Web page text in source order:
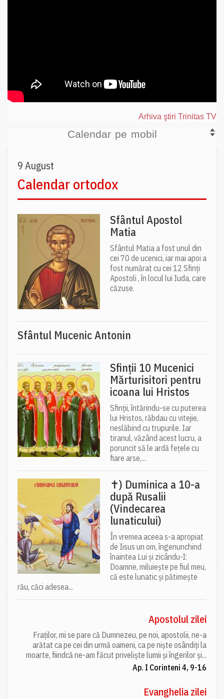
Arhiva ştiri Trinitas TV
Calendar pe mobil
9 August
Calendar ortodox
Sfântul Apostol
Matia
Sfântul Matia a fost unul din
cei 70 de ucenici, iar mai apoi a
fost numărat cu cei 12 Sfinți
Apostoli , în locul lui Iuda, care
căzuse.
Sfântul Mucenic Antonin
Sfinții 10 Mucenici
Mărturisitori pentru
icoana lui Hristos
Sfinții, întărindu-se cu puterea
lui Hristos, răbdau cu vitejie,
neslăbind cu trupurile. Iar
tiranul, văzând acest lucru, a
poruncit să le ardă fețele cu
fiare arse,...
✝) Duminica a 10-a
după Rusalii
(Vindecarea
lunaticului)
În vremea aceea s-a apropiat
de Iisus un om, îngenunchind
înaintea Lui și zicându-I:
Doamne, miluiește pe fiul meu,
că este lunatic și pătimește
rău, căci adesea...
Apostolul zilei
Fraților, mi se pare că Dumnezeu, pe noi, apostolii, ne-a
arătat ca pe cei din urmă oameni, ca pe niște osândiți la
moarte, fiindcă ne-am făcut priveliște lumii și îngerilor și...
Ap. I Corinteni 4, 9-16
Evanghelia zilei